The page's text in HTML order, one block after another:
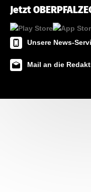
Jetzt
Unsere News-
Mail an die